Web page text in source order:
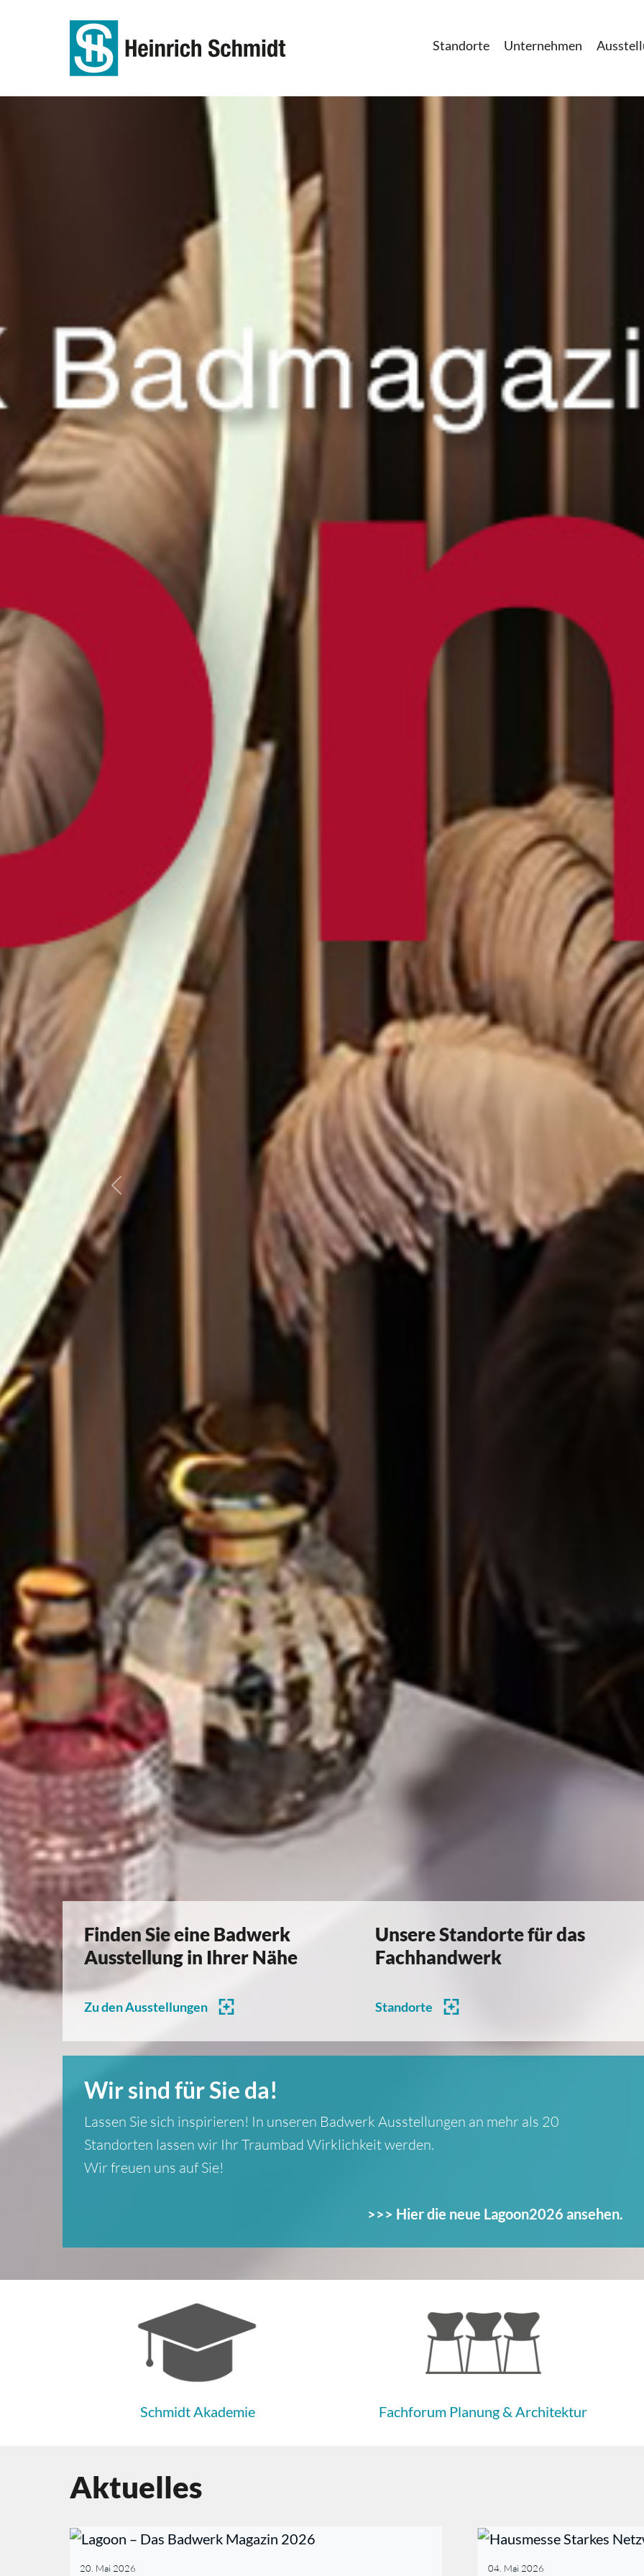
Standorte Unternehmen
Finden Sie eine Badwerk
Ausstellung in Ihrer Nähe
Zu den Ausstellungen
Unsere Standorte für das
Fachhandwerk
Standorte
Wir sind für Sie da!
Lassen Sie sich inspirieren! In unseren Badwerk Ausstellungen an mehr als 20
Standorten lassen wir Ihr Traumbad Wirklichkeit werden.
Wir freuen uns auf Sie!
>>> Hier die neue Lagoon2026 ansehen.
Previous
Schmidt Akademie Fachforum Planung & Architektur
Aktuelles
20. Mai 2026 04. Mai 2026